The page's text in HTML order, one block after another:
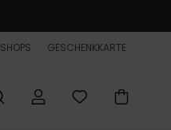
SHOPS GESCHENKKARTE